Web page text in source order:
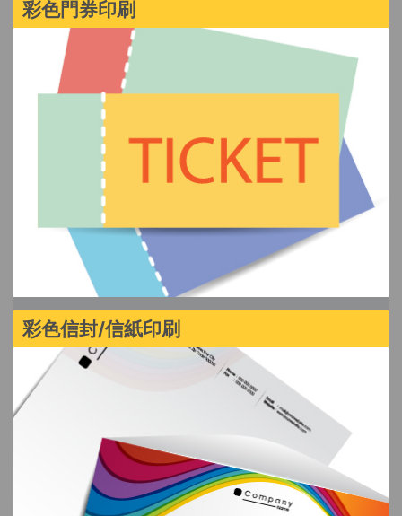
彩色門券印刷
彩色信封/信紙印刷